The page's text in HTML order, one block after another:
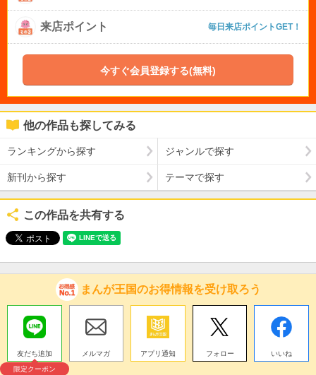
来店ポイント 毎日来店ポイントGET！
今すぐ会員登録する(無料)
他の作品も探してみる
ランキングから探す ジャンルで探す
新刊から探す テーマで探す
この作品を共有する
まんが王国のお得情報を受け取ろう
友だち追加
限定クーポン
メルマガ アプリ通知 フォロー いいね